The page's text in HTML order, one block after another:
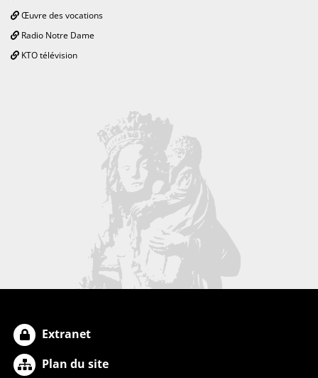
Œuvre des vocations
Radio Notre Dame
KTO télévision
Extranet
Plan du site